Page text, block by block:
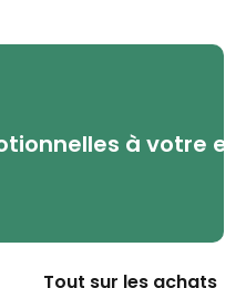
à votre
Tout sur les achats